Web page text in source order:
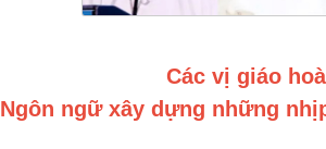
Các vị giáo
Ngôn ngữ xây dựng những